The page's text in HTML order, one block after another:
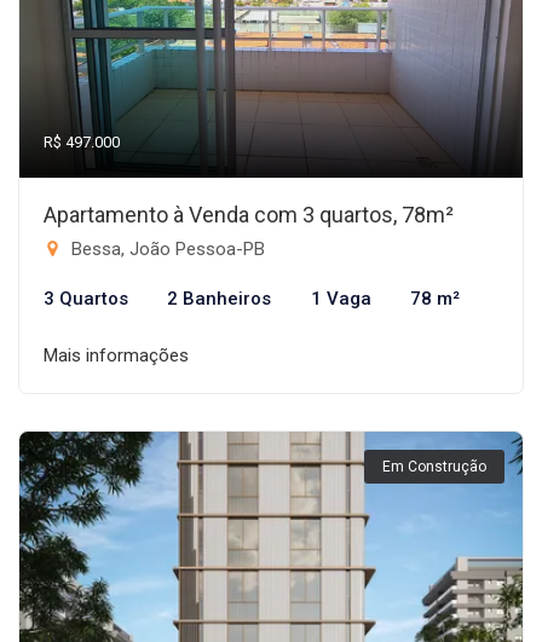
R$ 497.000
Apartamento à Venda com 3 quartos, 78m²
Bessa, João Pessoa-PB
3 Quartos 2 Banheiros 1 Vaga 78 m²
Mais informações
Em Construção